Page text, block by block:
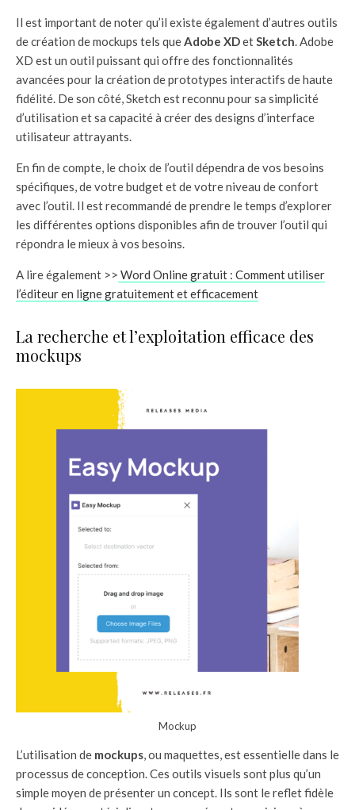
Il est important de noter qu’il existe également d’autres outils
de création de mockups tels queAdobe XDetSketch. Adobe
XD est un outil puissant qui offre des fonctionnalités
avancées pour la création de prototypes interactifs de haute
fidélité. De son côté, Sketch est reconnu pour sa simplicité
d’utilisation et sa capacité à créer des designs d’interface
utilisateur attrayants.
En fin de compte, le choix de l’outil dépendra de vos besoins
spécifiques, de votre budget et de votre niveau de confort
avec l’outil. Il est recommandé de prendre le temps d’explorer
les différentes options disponibles afin de trouver l’outil qui
répondra le mieux à vos besoins.
A lire également >> Word Online gratuit : Comment utiliser
l’éditeur en ligne gratuitement et efficacement
La recherche et l’exploitation efficace des
mockups
Mockup
L’utilisation de mockups, ou maquettes, est essentielle dans le
processus de conception. Ces outils visuels sont plus qu’un
simple moyen de présenter un concept. Ils sont le reflet fidèle